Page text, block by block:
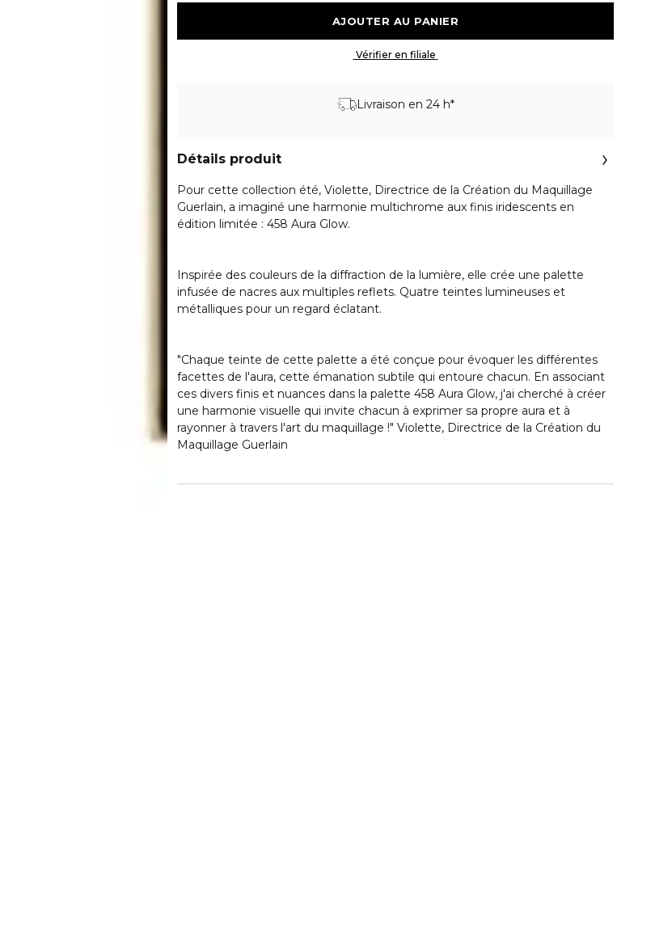
Livraison en 24 h*
Détails produit
Pour cette collection été, Violette, Directrice de la Création du Maquillage
Guerlain, a imaginé une harmonie multichrome aux finis iridescents en
édition limitée : 458 Aura Glow.
Inspirée des couleurs de la diffraction de la lumière, elle crée une palette
infusée de nacres aux multiples reflets. Quatre teintes lumineuses et
métalliques pour un regard éclatant.
"Chaque teinte de cette palette a été conçue pour évoquer les différentes
facettes de l'aura, cette émanation subtile qui entoure chacun. En associant
ces divers finis et nuances dans la palette 458 Aura Glow, j'ai cherché à créer
une harmonie visuelle qui invite chacun à exprimer sa propre aura et à
rayonner à travers l'art du maquillage !" Violette, Directrice de la Création du
Maquillage Guerlain